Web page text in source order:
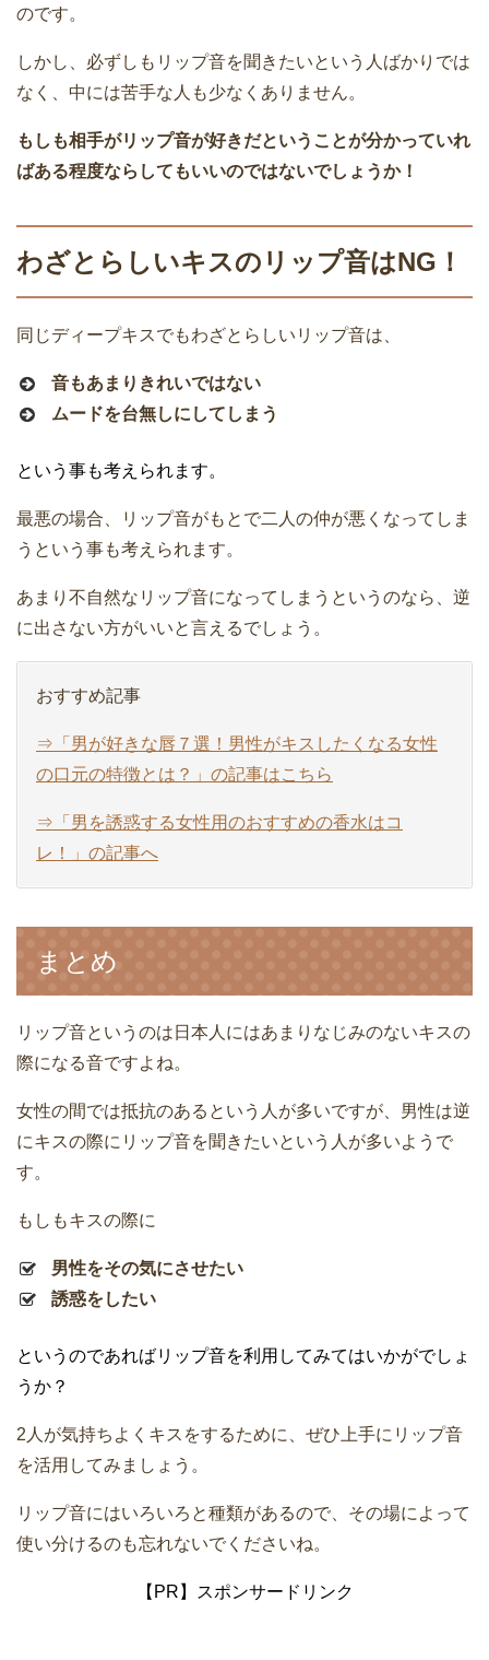
のです。
しかし、必ずしもリップ音を聞きたいという人ばかりでは
なく、中には苦手な人も少なくありません。
もしも相手がリップ音が好きだということが分かっていれ
ばある程度ならしてもいいのではないでしょうか！
わざとらしいキスのリップ音はNG！
同じディープキスでもわざとらしいリップ音は、
音もあまりきれいではない
ムードを台無しにしてしまう
という事も考えられます。
最悪の場合、リップ音がもとで二人の仲が悪くなってしま
うという事も考えられます。
あまり不自然なリップ音になってしまうというのなら、逆
に出さない方がいいと言えるでしょう。
おすすめ記事
⇒「男が好きな唇７選！男性がキスしたくなる女性
の口元の特徴とは？」の記事はこちら
⇒「男を誘惑する女性用のおすすめの香水はコ
レ！」の記事へ
まとめ
リップ音というのは日本人にはあまりなじみのないキスの
際になる音ですよね。
女性の間では抵抗のあるという人が多いですが、男性は逆
にキスの際にリップ音を聞きたいという人が多いようで
す。
もしもキスの際に
男性をその気にさせたい
誘惑をしたい
というのであればリップ音を利用してみてはいかがでしょ
うか？
2人が気持ちよくキスをするために、ぜひ上手にリップ音
を活用してみましょう。
リップ音にはいろいろと種類があるので、その場によって
使い分けるのも忘れないでくださいね。
【PR】スポンサードリンク